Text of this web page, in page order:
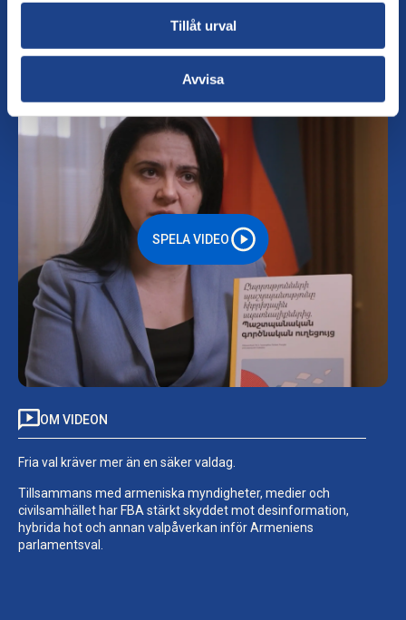
Tillåt urval
Avvisa
OM VIDEON
Fria val kräver mer än en säker valdag.
Tillsammans med armeniska myndigheter, medier och
civilsamhället har FBA stärkt skyddet mot desinformation,
hybrida hot och annan valpåverkan inför Armeniens
parlamentsval.
SPELA VIDEO